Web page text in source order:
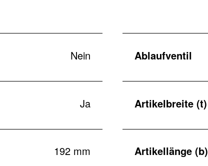
Nein Ablaufventil
Ja Artikelbreite (t)
192 mm Artikellänge (b)